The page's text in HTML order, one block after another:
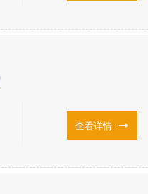
查看详情